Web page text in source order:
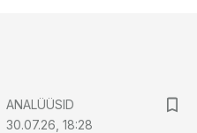
ANALÜÜSID
30.07.26, 18:28